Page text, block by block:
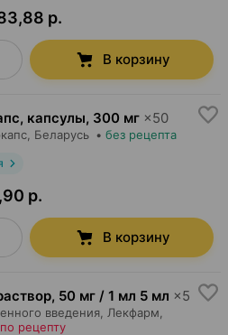
р.
В корзину
капсулы, 300 мг ×50
, Беларусь • без рецепта
р.
В корзину
, 50 мг / 1 мл 5 мл ×5
введения, Лекфарм
по рецепту